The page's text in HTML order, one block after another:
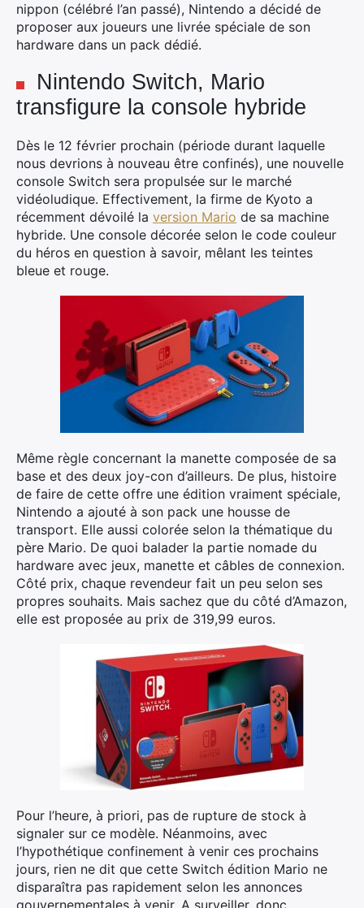
nippon (célébré l’an passé), Nintendo a décidé de
proposer aux joueurs une livrée spéciale de son
hardware dans un pack dédié.
Nintendo Switch, Mario
transfigure la console hybride
Dès le 12 février prochain (période durant laquelle
nous devrions à nouveau être confinés), une nouvelle
console Switch sera propulsée sur le marché
vidéoludique. Effectivement, la firme de Kyoto a
récemment dévoilé la version Mario de sa machine
hybride. Une console décorée selon le code couleur
du héros en question à savoir, mêlant les teintes
bleue et rouge.
Même règle concernant la manette composée de sa
base et des deux joy-con d’ailleurs. De plus, histoire
de faire de cette offre une édition vraiment spéciale,
Nintendo a ajouté à son pack une housse de
transport. Elle aussi colorée selon la thématique du
père Mario. De quoi balader la partie nomade du
hardware avec jeux, manette et câbles de connexion.
Côté prix, chaque revendeur fait un peu selon ses
propres souhaits. Mais sachez que du côté d’Amazon,
elle est proposée au prix de 319,99 euros.
Pour l’heure, à priori, pas de rupture de stock à
signaler sur ce modèle. Néanmoins, avec
l’hypothétique confinement à venir ces prochains
jours, rien ne dit que cette Switch édition Mario ne
disparaîtra pas rapidement selon les annonces
gouvernementales à venir. A surveiller, donc.